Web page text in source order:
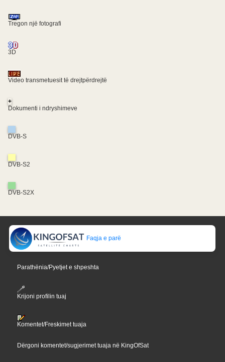
Tregon një fotografi
3D
Video transmetuesit të drejtpërdrejtë
+
Dokumenti i ndryshimeve
DVB-S
DVB-S2
DVB-S2X
Faqja e parë
Parathënia/Pyetjet e shpeshta
Krijoni profilin tuaj
Komentet/Freskimet tuaja
Dërgoni komentet/sugjerimet tuaja në KingOfSat